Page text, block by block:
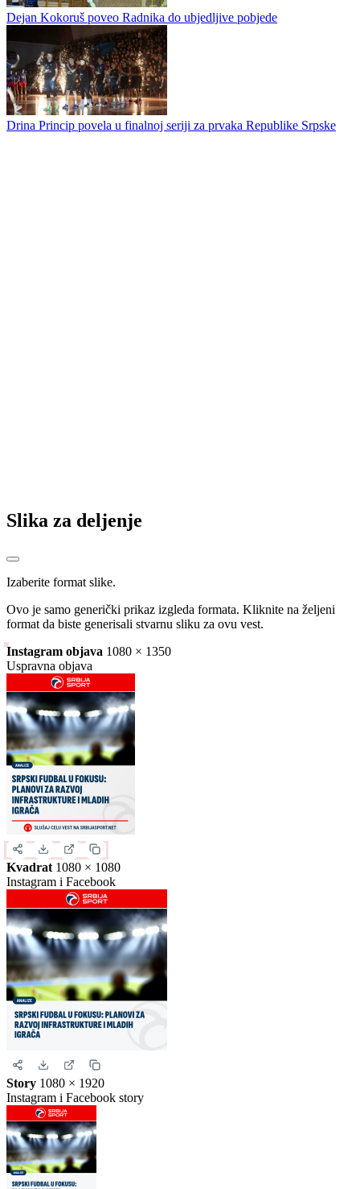
Dejan Kokoruš poveo Radnika do ubjedljive pobjede
Drina Princip povela u finalnoj seriji za prvaka Republike Srpske
Slika za deljenje
Izaberite format slike.
Ovo je samo generički prikaz izgleda formata. Kliknite na željeni
format da biste generisali stvarnu sliku za ovu vest.
Instagram objava 1080 × 1350
Uspravna objava
Kvadrat 1080 × 1080
Instagram i Facebook
Story 1080 × 1920
Instagram i Facebook story